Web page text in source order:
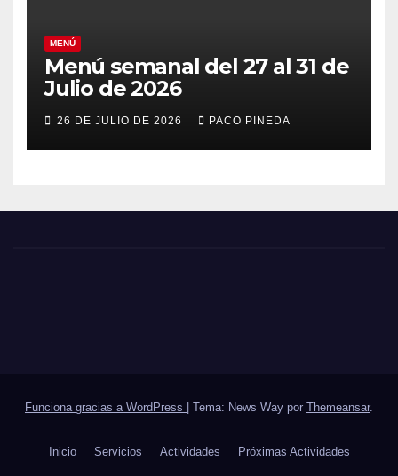
MENÚ
Menú semanal del 27 al 31 de
Julio de 2026
26 DE JULIO DE 2026 PACO PINEDA
Funciona gracias a WordPress | Tema: News Way por Themeansar.
Inicio Servicios Actividades Próximas Actividades